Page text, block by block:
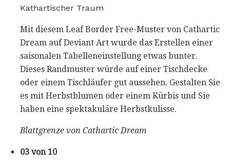
Kathartischer Traum
Mit diesem Leaf Border Free-Muster von Cathartic
Dream auf Deviant Art wurde das Erstellen einer
saisonalen Tabelleneinstellung etwas bunter.
Dieses Randmuster würde auf einer Tischdecke
oder einem Tischläufer gut aussehen. Gestalten Sie
es mit Herbstblumen oder einem Kürbis und Sie
haben eine spektakuläre Herbstkulisse.
Blattgrenze von Cathartic Dream
03 von 10